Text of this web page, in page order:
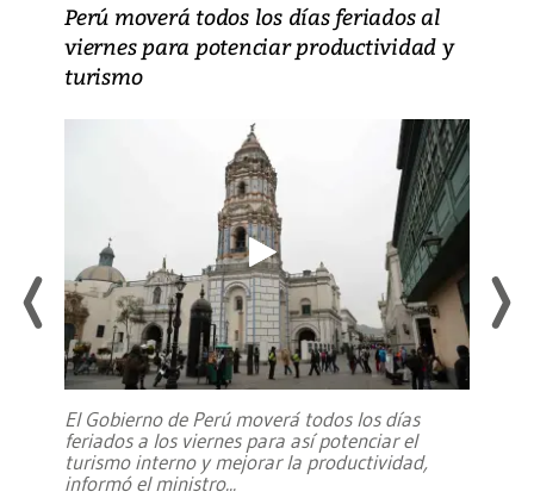
Perú moverá todos los días feriados al
viernes para potenciar productividad y
turismo
El Gobierno de Perú moverá todos los días
feriados a los viernes para así potenciar el
turismo interno y mejorar la productividad,
informó el ministro...